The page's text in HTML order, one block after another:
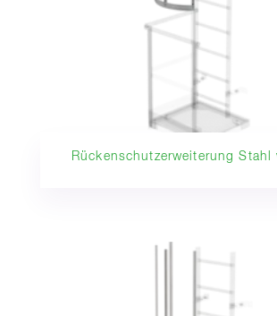
Rückenschutzerweiterung Stahl